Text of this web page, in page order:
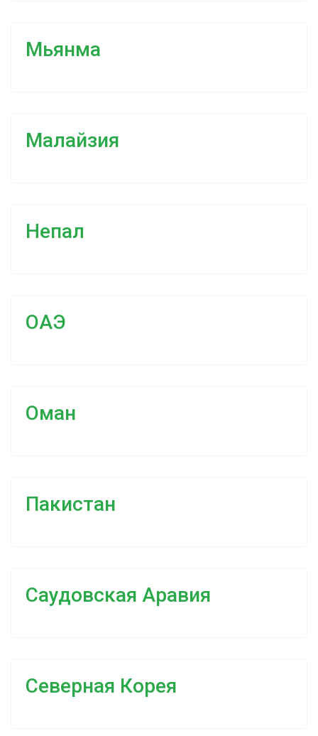
Мьянма
Малайзия
Непал
ОАЭ
Оман
Пакистан
Саудовская Аравия
Северная Корея